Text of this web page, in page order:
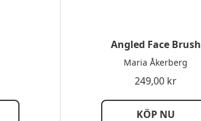
Angled Face Brush
Maria Åkerberg
249,00 kr
KÖP NU